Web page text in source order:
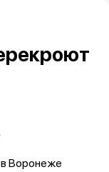
Воронеже